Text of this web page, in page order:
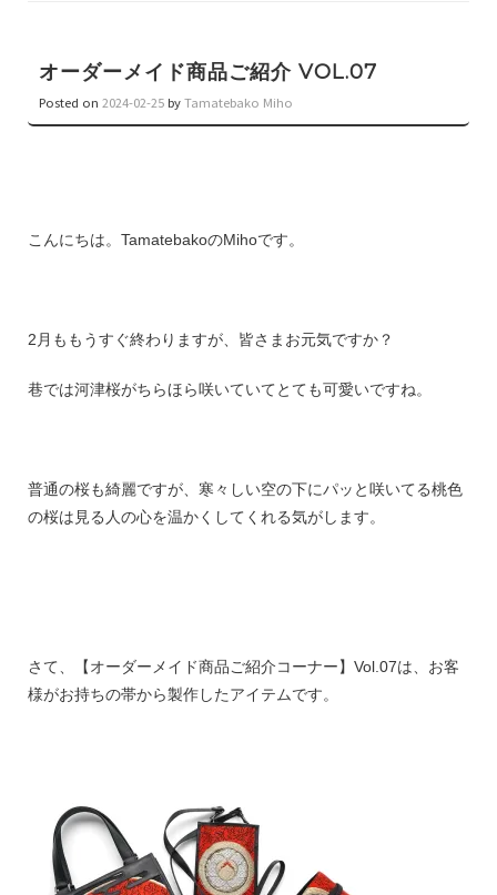
オーダーメイド商品ご紹介 VOL.07
Posted on2024-02-25 byTamatebako Miho
こんにちは。TamatebakoのMihoです。
2月ももうすぐ終わりますが、皆さまお元気ですか？
巷では河津桜がちらほら咲いていてとても可愛いですね。
普通の桜も綺麗ですが、寒々しい空の下にパッと咲いてる桃色
の桜は見る人の心を温かくしてくれる気がします。
さて、【オーダーメイド商品ご紹介コーナー】Vol.07は、お客
様がお持ちの帯から製作したアイテムです。